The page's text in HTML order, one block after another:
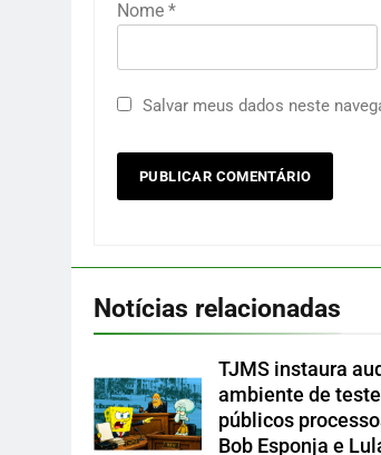
Nome *
Salvar meus dados neste
Notícias relacionadas
TJMS instaura
ambiente de
públicos
Bob Esponja e